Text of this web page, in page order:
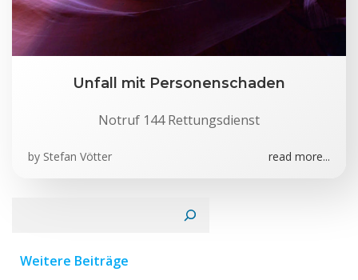
Unfall mit Personenschaden
Notruf 144 Rettungsdienst
by Stefan Vötter read more...
Weitere Beiträge